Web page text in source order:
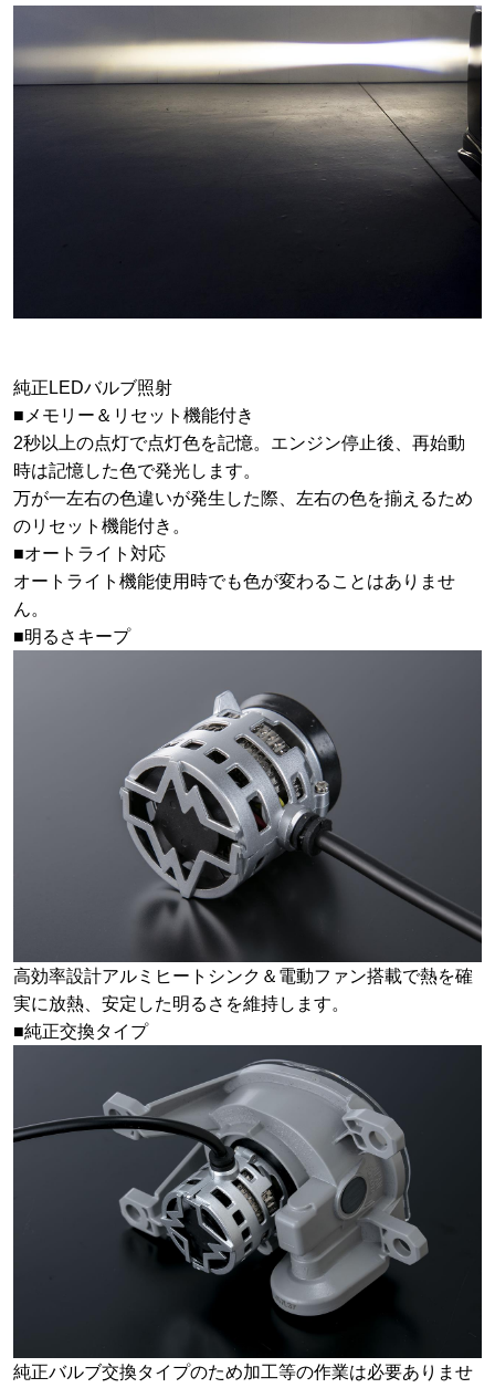
純正LEDバルブ照射
■メモリー＆リセット機能付き
2秒以上の点灯で点灯色を記憶。エンジン停止後、再始動
時は記憶した色で発光します。
万が一左右の色違いが発生した際、左右の色を揃えるため
のリセット機能付き。
■オートライト対応
オートライト機能使用時でも色が変わることはありませ
ん。
■明るさキープ
高効率設計アルミヒートシンク＆電動ファン搭載で熱を確
実に放熱、安定した明るさを維持します。
■純正交換タイプ
純正バルブ交換タイプのため加工等の作業は必要ありませ